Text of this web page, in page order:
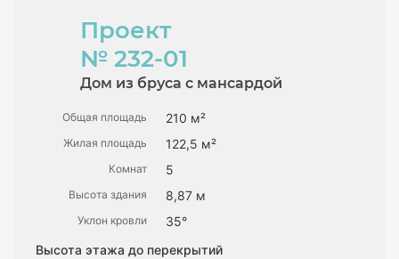
Проект
№ 232-01
Дом из бруса с мансардой
Общая площадь 210 м²
Жилая площадь 122,5 м²
Комнат 5
Высота здания 8,87 м
Уклон кровли
35°
Высота этажа до перекрытий